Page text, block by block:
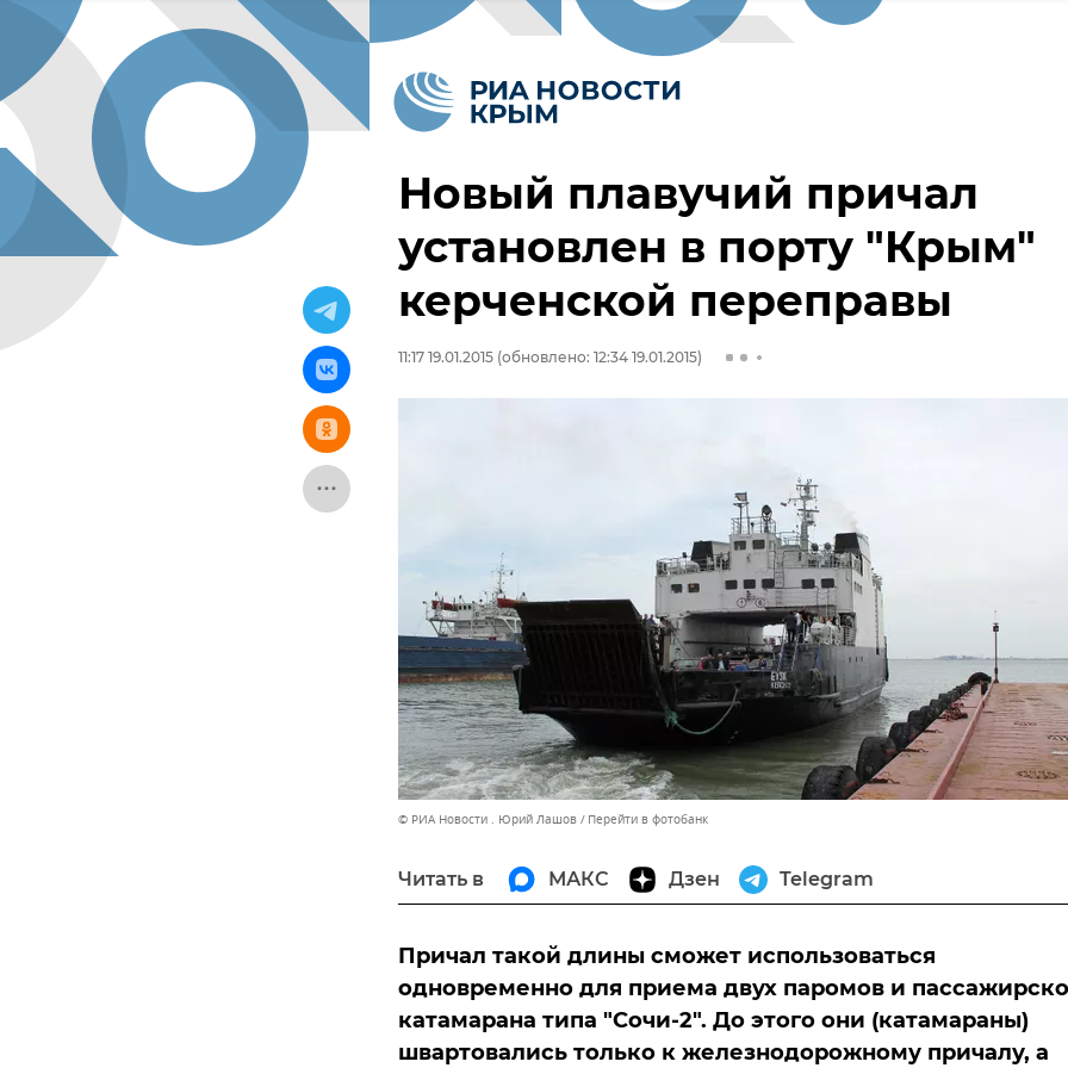
Новый плавучий причал
установлен в порту "Крым"
керченской переправы
11:17 19.01.2015 (обновлено: 12:34 19.01.2015)
© РИА Новости . Юрий Лашов Перейти в фотобанк
Читать в МАКС Дзен Telegram
Причал такой длины сможет использоваться
одновременно для приема двух паромов и
катамарана типа "Сочи-2". До этого они (катамараны)
швартовались только к железнодорожному причалу, а